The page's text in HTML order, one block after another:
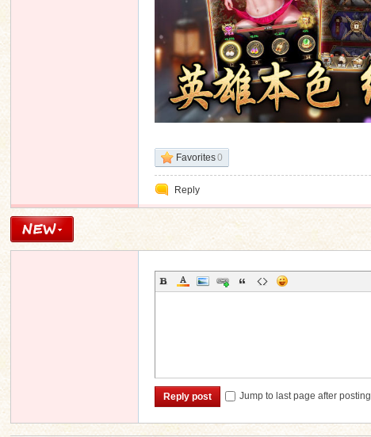
Favorites0
Reply
Reply post Jump to last page after posting